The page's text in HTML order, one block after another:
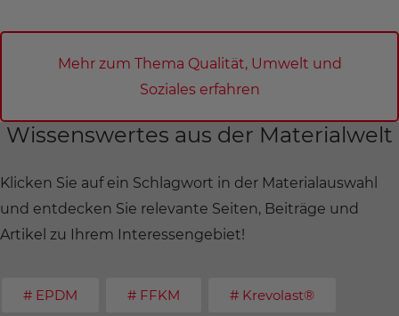
Mehr zum Thema Qualität, Umwelt und
Soziales erfahren
Wissenswertes aus der Materialwelt
Klicken Sie auf ein Schlagwort in der Materialauswahl
und entdecken Sie relevante Seiten, Beiträge und
Artikel zu Ihrem Interessengebiet!
# EPDM # FFKM # Krevolast®